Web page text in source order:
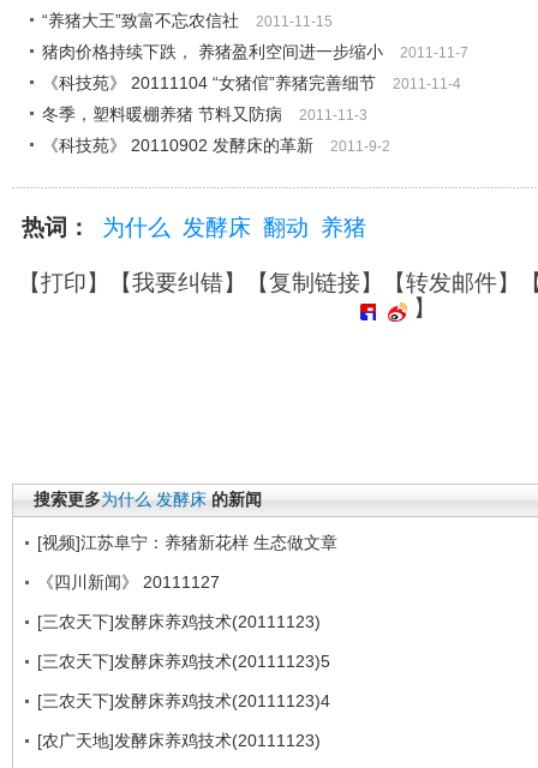
“养猪大王”致富不忘农信社 2011-11-15
猪肉价格持续下跌， 养猪盈利空间进一步缩小 2011-11-7
《科技苑》 20111104 “女猪倌”养猪完善细节 2011-11-4
冬季，塑料暖棚养猪 节料又防病 2011-11-3
《科技苑》 20110902 发酵床的革新 2011-9-2
热词： 为什么 发酵床 翻动 养猪
【打印】【我要纠错】【复制链接】【转发邮件】
】
搜索更多为什么 发酵床 的新闻
[视频]江苏阜宁：养猪新花样 生态做文章
《四川新闻》 20111127
[三农天下]发酵床养鸡技术(20111123)
[三农天下]发酵床养鸡技术(20111123)5
[三农天下]发酵床养鸡技术(20111123)4
[农广天地]发酵床养鸡技术(20111123)